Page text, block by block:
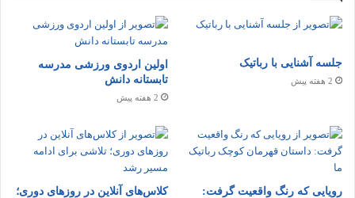
جلسه آشنایی با رباتیک
2 هفته پیش
اولین اردوی ورزشی مدرسه
تابستانه دانش
2 هفته پیش
رویایی که رنگ واقعیت گرفت:
کلاس‌های آنلاین در روزهای دوری؛